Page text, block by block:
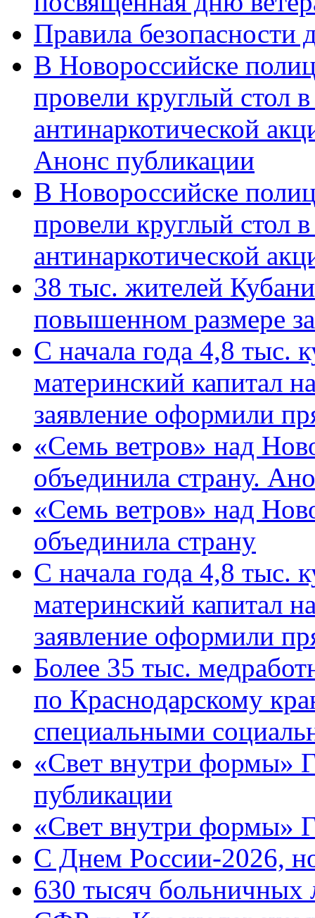
Правила безопасности
В Новороссийске
провели круглый стол
антинаркотической
Анонс публикации
В Новороссийске
провели круглый стол
антинаркотической
38 тыс. жителей
повышенном размере
С начала года 4,8 тыс.
материнский капитал
заявление оформили
«Семь ветров» над
объединила страну.
«Семь ветров» над
объединила страну
С начала года 4,8 тыс.
материнский капитал
заявление оформили
Более 35 тыс.
по Краснодарскому
специальными
«Свет внутри формы»
публикации
«Свет внутри формы»
C Днем России-2026,
630 тысяч больничных